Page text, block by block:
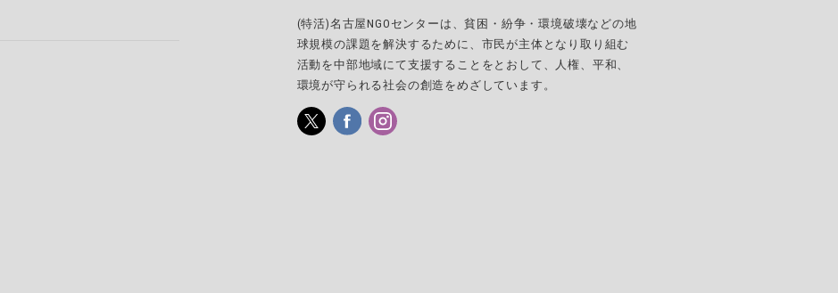
(特活)名古屋NGOセンターは、貧困・紛争・環境破壊などの地
球規模の課題を解決するために、市民が主体となり取り組む
活動を中部地域にて支援することをとおして、人権、平和、
環境が守られる社会の創造をめざしています。